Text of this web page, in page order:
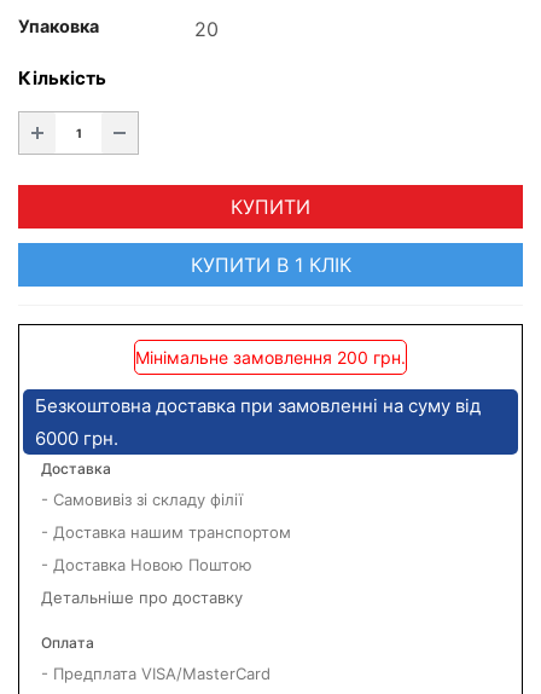
Упаковка
Кількість
КУПИТИ
КУПИТИ В 1 КЛІК
Мінімальне замовлення 200 грн.
Безкоштовна доставка при замовленні на суму від
6000 грн.
Доставка
- Самовивіз зі складу філії
- Доставка нашим транспортом
- Доставка Новою Поштою
Детальніше про доставку
Оплата
- Предплата VISA/MasterCard